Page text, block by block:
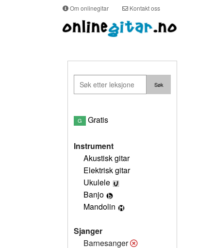
Om onlinegitar Kontakt oss
G Gratis
Instrument
Akustisk gitar
Elektrisk gitar
Ukulele
Banjo
Mandolin
Sjanger
Barnesanger